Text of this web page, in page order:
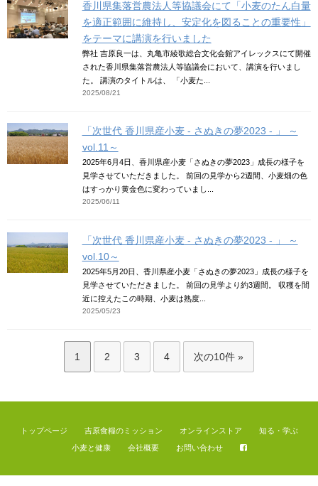
香川県集落営農法人等協議会にて「小麦のたん白量
を適正範囲に維持し、安定化を図ることの重要性」
をテーマに講演を行いました
弊社 吉原良一は、丸亀市綾歌総合文化会館アイレックスにて開催
された香川県集落営農法人等協議会において、講演を行いまし
た。 講演のタイトルは、 「小麦た...
2025/08/21
「次世代 香川県産小麦 - さぬきの夢2023 - 」 ～
vol.11～
2025年6月4日、香川県産小麦「さぬきの夢2023」成長の様子を
見学させていただきました。 前回の見学から2週間、小麦畑の色
はすっかり黄金色に変わっていまし...
2025/06/11
「次世代 香川県産小麦 - さぬきの夢2023 - 」 ～
vol.10～
2025年5月20日、香川県産小麦「さぬきの夢2023」成長の様子を
見学させていただきました。 前回の見学より約3週間。 収穫を間
近に控えたこの時期、小麦は熟度...
2025/05/23
1 2 3 4 次の10件 »
トップページ 吉原食糧のミッション オンラインストア
知る・学ぶ
小麦と健康
会社概要 お問い合わせ